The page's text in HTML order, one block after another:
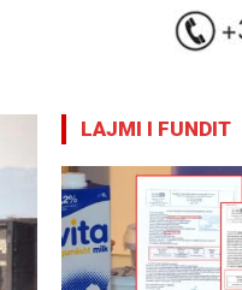
LAJMI I FUNDIT